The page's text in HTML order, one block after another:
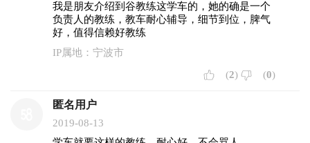
我是朋友介绍到谷教练这学车的，她的确是一个
负责人的教练，教车耐心辅导，细节到位，脾气
好，值得信赖好教练
IP属地：宁波市
(2) (0)
匿名用户
2019-08-13